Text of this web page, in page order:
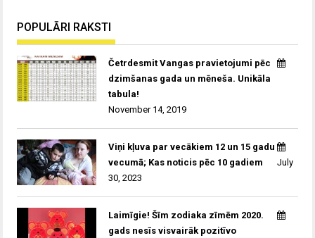
POPULĀRI RAKSTI
Četrdesmit Vangas pravietojumi pēc
dzimšanas gada un mēneša. Unikāla
tabula!
November 14, 2019
Viņi kļuva par vecākiem 12 un 15 gadu
vecumā; Kas noticis pēc 10 gadiem
July
30, 2023
Laimīgie! Šīm zodiaka zīmēm 2020.
gads nesīs visvairāk pozitīvo